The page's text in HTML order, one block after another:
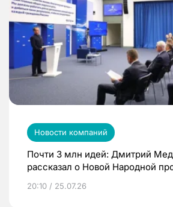
Новости компаний
Почти 3 млн идей: Дмитрий
рассказал о Новой Народной
20:10 / 25.07.26